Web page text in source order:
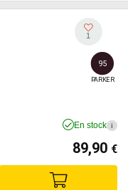
1
95
PARKER
En stock i
89,90 €